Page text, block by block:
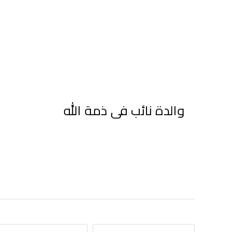
والدة نائب في ذمة الله